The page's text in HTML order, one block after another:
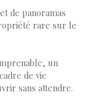
de panoramas
rare sur le
un
de vie
sans attendre.